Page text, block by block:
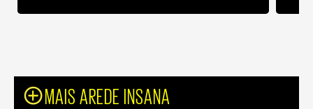
MAIS AREDE INSANA